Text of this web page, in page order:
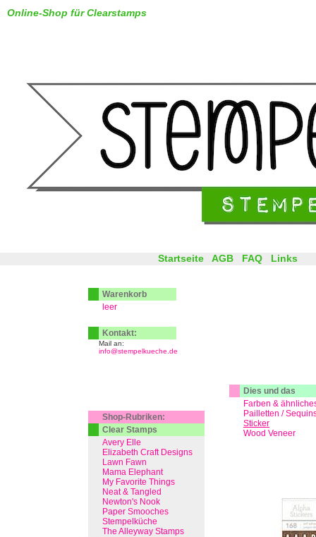
Online-Shop für Clearstamps
Dies und das
Farben &
Pailletten /
Sticker
Wood Veneer
Startseite AGB FAQ Links
Warenkorb
leer
Kontakt:
Mail an:
info@stempelkueche.de
Shop-Rubriken:
Clear Stamps
Avery Elle
Elizabeth Craft Designs
Lawn Fawn
Mama Elephant
My Favorite Things
Neat & Tangled
Newton's Nook
Paper Smooches
Stempelküche
The Alleyway Stamps